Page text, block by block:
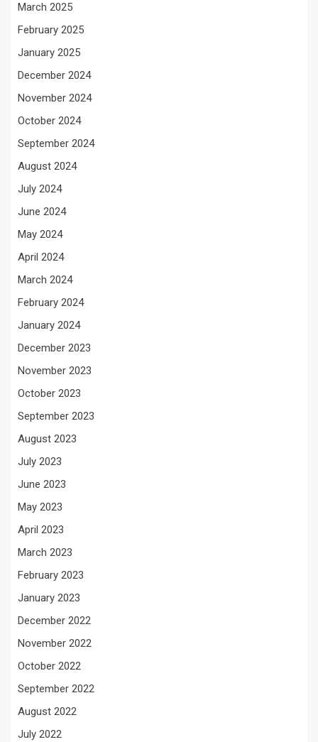
March 2025
February 2025
January 2025
December 2024
November 2024
October 2024
September 2024
August 2024
July 2024
June 2024
May 2024
April 2024
March 2024
February 2024
January 2024
December 2023
November 2023
October 2023
September 2023
August 2023
July 2023
June 2023
May 2023
April 2023
March 2023
February 2023
January 2023
December 2022
November 2022
October 2022
September 2022
August 2022
July 2022